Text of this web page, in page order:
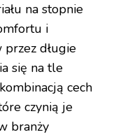
na stopnie
i
długie
się na tle
cech
czynią je
branży